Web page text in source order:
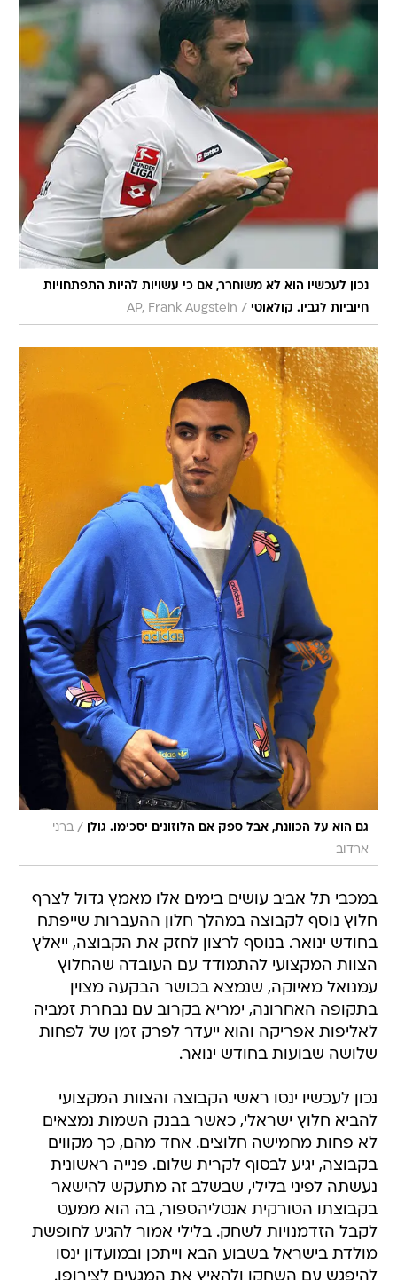
נכון לעכשיו הוא לא משוחרר, אם כי עשויות להיות התפתחויות
חיוביות לגביו. קולאוטי /
AP, Frank Augstein
גם הוא על הכוונת, אבל ספק אם הלוזונים יסכימו. גולן / ברני
ארדוב
במכבי תל אביב עושים בימים אלו מאמץ גדול לצרף
חלוץ נוסף לקבוצה במהלך חלון ההעברות שייפתח
בחודש ינואר. בנוסף לרצון לחזק את הקבוצה, ייאלץ
הצוות המקצועי להתמודד עם העובדה שהחלוץ
עמנואל מאיוקה, שנמצא בכושר הבקעה מצוין
בתקופה האחרונה, ימריא בקרוב עם נבחרת זמביה
לאליפות אפריקה והוא ייעדר לפרק זמן של לפחות
שלושה שבועות בחודש ינואר.
נכון לעכשיו ינסו ראשי הקבוצה והצוות המקצועי
להביא חלוץ ישראלי, כאשר בבנק השמות נמצאים
לא פחות מחמישה חלוצים. אחד מהם, כך מקווים
בקבוצה, יגיע לבסוף לקרית שלום. פנייה ראשונית
נעשתה לפיני בלילי, שבשלב זה מתעקש להישאר
בקבוצתו הטורקית אנטליהספור, בה הוא ממעט
לקבל הזדמנויות לשחק. בלילי אמור להגיע לחופשת
מולדת בישראל בשבוע הבא וייתכן ובמועדון ינסו